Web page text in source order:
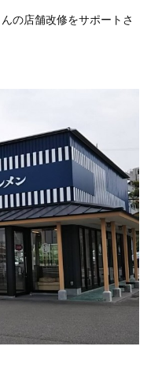
の店舗改修をサポートさ